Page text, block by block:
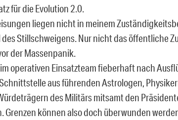
für die Evolution 2.0.
liegen nicht in meinem
des Stillschweigens. Nur nicht das öffentliche
der Massenpanik.
operativen Einsatzteam fieberhaft nach
aus führenden Astrologen,
des Militärs mitsamt den
Grenzen können also doch überwunden